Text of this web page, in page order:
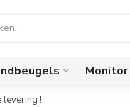
levering !